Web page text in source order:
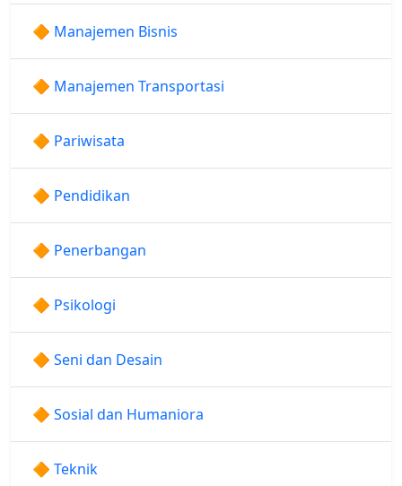
🔶 Manajemen Bisnis
🔶 Manajemen Transportasi
🔶 Pariwisata
🔶 Pendidikan
🔶 Penerbangan
🔶 Psikologi
🔶 Seni dan Desain
🔶 Sosial dan Humaniora
🔶 Teknik